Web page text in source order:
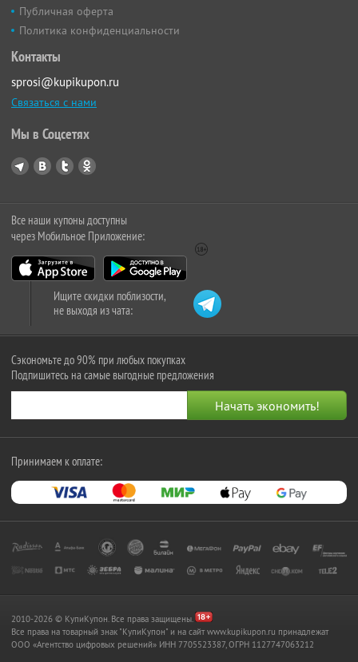
Публичная оферта
Политика конфиденциальности
Контакты
sprosi@kupikupon.ru
Связаться с нами
Мы в Соцсетях
Все наши купоны доступны
через Мобильное Приложение:
Ищите скидки поблизости,
не выходя из чата:
Сэкономьте до 90% при любых покупках
Подпишитесь на самые выгодные предложения
Принимаем к оплате:
2010-2026 © КупиКупон. Все права защищены.
Все права на товарный знак "КупиКупон" и на сайт www.kupikupon.ru принадлежат
OOO «Агентство цифровых решений» ИНН 7705523387, ОГРН 1127747063212